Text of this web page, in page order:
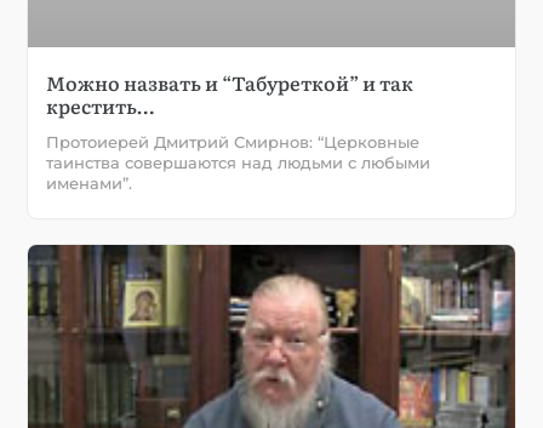
Можно назвать и “Табуреткой” и так
крестить…
Протоиерей Дмитрий Смирнов: “Церковные
таинства совершаются над людьми с любыми
именами”.